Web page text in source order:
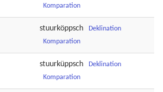
Komparation
stuurköppsch
Deklination
Komparation
stuurküppsch
Deklination
Komparation